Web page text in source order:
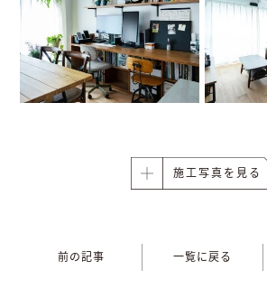
施工写真を見る
前の記事 一覧に戻る